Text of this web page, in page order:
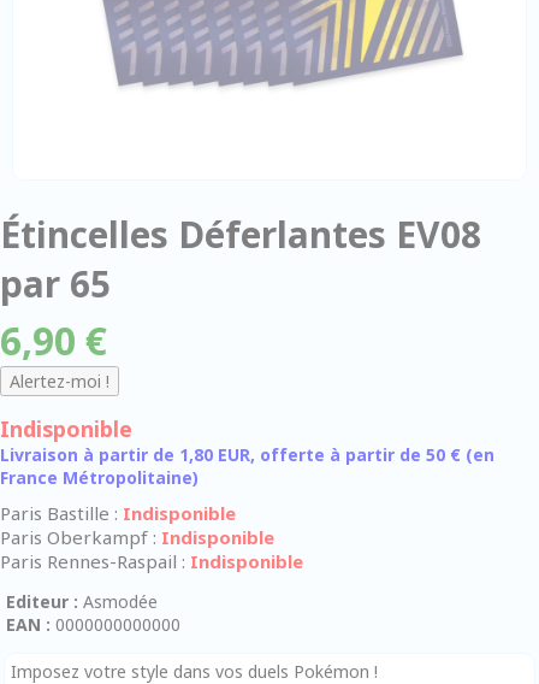
Étincelles Déferlantes EV08
par 65
6,90 €
Indisponible
Livraison à partir de 1,80 EUR, offerte à partir de 50 € (en
France Métropolitaine)
Paris Bastille : Indisponible
Paris Oberkampf : Indisponible
Paris Rennes-Raspail : Indisponible
Editeur : Asmodée
EAN : 0000000000000
Imposez votre style dans vos duels Pokémon !